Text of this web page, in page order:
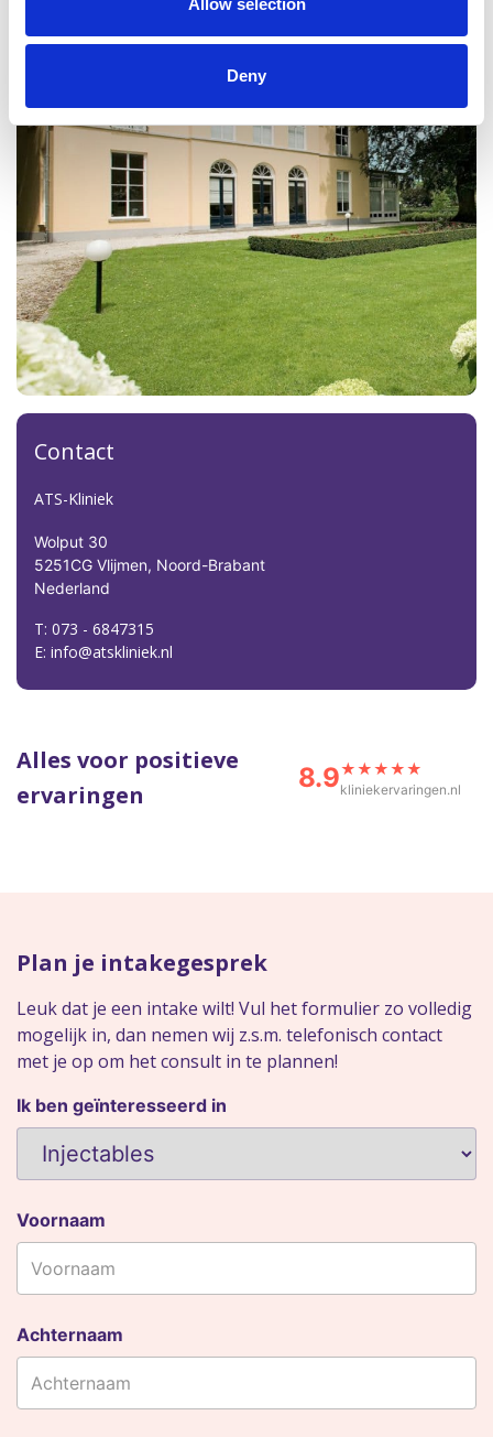
Deny
Contact
ATS-Kliniek
Wolput 30
5251CG Vlijmen, Noord-Brabant
Nederland
T: 073 - 6847315
E: info@atskliniek.nl
Alles voor positieve
ervaringen
8.9★★★★★
kliniekervaringen.nl
Plan je intakegesprek
Leuk dat je een intake wilt! Vul het formulier zo volledig
mogelijk in, dan nemen wij z.s.m. telefonisch contact
met je op om het consult in te plannen!
Ik ben geïnteresseerd in
Voornaam
Achternaam